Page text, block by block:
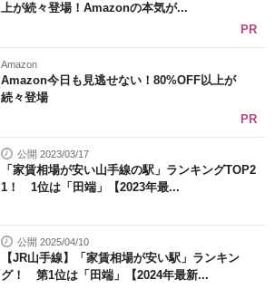
上が続々登場！Amazonの本気が...
PR
Amazon
Amazon今日も見逃せない！80%OFF以上が
続々登場
PR
公開 2023/03/17
「家賃相場が安い山手線の駅」ランキングTOP2
1！ 1位は「田端」【2023年最...
公開 2025/04/10
【JR山手線】「家賃相場が安い駅」ランキン
グ！ 第1位は「田端」【2024年最新...